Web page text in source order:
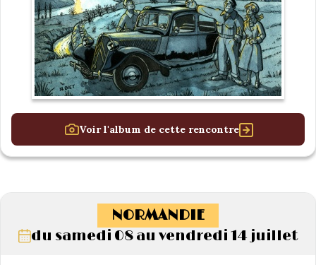
Voir l'album de cette rencontre
NORMANDIE
du samedi 08 au vendredi 14 juillet